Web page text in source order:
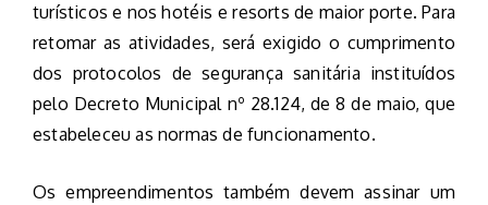
turísticos e nos hotéis e resorts de maior porte. Para
retomar as atividades, será exigido o cumprimento
dos protocolos de segurança sanitária instituídos
pelo Decreto Municipal nº 28.124, de 8 de maio, que
estabeleceu as normas de funcionamento.
Os empreendimentos também devem assinar um